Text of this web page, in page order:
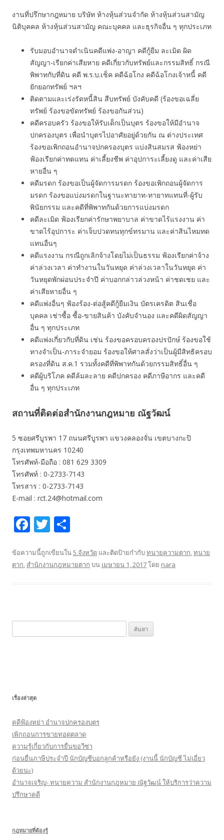
งานที่ปรึกษากฎหมาย บริษัท ห้างหุ้นส่วนจำกัด ห้างหุ้นส่วนสามัญ
นิติบุคคล ห้างหุ้นส่วนสามัญ คณะบุคคล และธุรกิจอื่น ๆ ทุกประเภท
รับมอบอำนาจดำเนินคดีแพ่ง-อาญา คดีกู้ยืม ละเมิด ผิด
สัญญา-เรียกค่าเสียหาย คดีเกี่ยวกับทรัพย์และกรรมสิทธิ์ กรณี
พิพาทกับที่ดิน คดี พ.ร.บ.เช็ค คดีฉ้อโกง คดีฉ้อโกงเจ้าหนี้ คดี
ยักยอกทรัพย์ ฯลฯ
ติดตามและเร่งรัดหนี้สิน สืบทรัพย์ บังคับคดี (ร้องขอเฉลี่ย
ทรัพย์ ร้องขอขัดทรัพย์ ร้องขอกันส่วน)
คดีครอบครัว ร้องขอให้รับเด็กเป็นบุตร ร้องขอให้มีอำนาจ
ปกครองบุตร เพื่อนำบุตรไปอาศัยอยู่ด้วยกัน ณ ต่างประเทศ
ร้องขอเพิกถอนอำนาจปกครองบุตร แบ่งสินสมรส ฟ้องหย่า
ฟ้องเรียกค่าทดแทน ค่าเลี้ยงชีพ ค่าอุปการะเลี้ยงดู และค่าเสีย
หายอื่น ๆ
คดีมรดก ร้องขอเป็นผู้จัดการมรดก ร้องขอเพิกถอนผู้จัดการ
มรดก ร้องขอแบ่งมรดกในฐานะทายาท-ทายาทแทนที่-ผู้รับ
พินัยกรรม และคดีที่พิพาทกันด้วยการแบ่งมรดก
คดีละเมิด ฟ้องเรียกค่ารักษาพยาบาล ค่าขาดไร้แรงงาน ค่า
ขาดไร้อุปการะ ค่าเจ็บปวดทนทุกข์ทรมาน และค่าสินไหมทด
แทนอื่นๆ
คดีแรงงาน กรณีถูกเลิกจ้างโดยไม่เป็นธรรม ฟ้องเรียกค่าจ้าง
ค่าล่วงเวลา ค่าทํางานในวันหยุด ค่าล่วงเวลาในวันหยุด ค่า
วันหยุดพักผ่อนประจำปี ค่าบอกกล่าวล่วงหน้า ค่าชดเชย และ
ค่าเสียหายอื่น ๆ
คดีแพ่งอื่นๆ ฟ้องร้อง-ต่อสู้คดีกู้ยืมเงิน บัตรเครดิต สินเชื่อ
บุคคล เช่าซื้อ ซื้อ-ขายสินค้า บังคับจำนอง และคดีผิดสัญญา
อื่น ๆ ทุกประเภท
คดีแพ่งเกี่ยวกับที่ดิน เช่น ร้องขอครอบครองปรปักษ์ ร้องขอใช้
ทางจำเป็น-ภาระจำยอม ร้องขอให้ศาลสั่งว่าเป็นผู้มีสิทธิครอบ
ครองที่ดิน ส.ค.1 รวมทั้งคดีที่พิพาทกันด้วยกรรมสิทธิ์อื่น ๆ
คดีผู้บริโภค คดีล้มละลาย คดีปกครอง คดีภาษีอากร และคดี
อื่น ๆ ทุกประเภท
สถานที่ติดต่อสำนักงานกฎหมาย ณัฐวัฒน์
5 ซอยศรีบูรพา 17 ถนนศรีบูรพา แขวงคลองจั่น เขตบางกะปิ
กรุงเทพมหานคร 10240
โทรศัพท์-มือถือ : 081 629 3309
โทรศัพท์ : 0-2733-7143
โทรสาร : 0-2733-7143
E-mail : rct.24@hotmail.com
F
e
b
k
T
itt
er
ar
e
ข้อความนี้ถูกเขียนใน5.จังหวัด และติดป้ายกำกับทนายความตาก,ทนาย
ตาก, สำนักงานกฎหมายตาก บน เมษายน 1, 2017โดย nara
น
รั
:
เรื่องล่าสุด
คดีฟ้องหย่า อำนาจปกครองบุตร
เพิกถอนการขายทอดตลาด
ความรู้เกี่ยวกับการยื่นขอวีซ่า
ก่อนยื่นภาษีประจำปี นักบัญชีบอกลูกค้าหรือยัง (งานนี้ นักบัญชี ไม่เอี่ยว
ด้วยนะ)
อำนาจเจริญ- ทนายความ สำนักงานกฎหมาย ณัฐวัฒน์ ให้บริการว่าความ
ปรึกษาคดี
กฎหมายที่ต้องรู้